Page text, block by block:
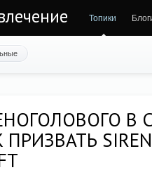
Топики
В
SIREN